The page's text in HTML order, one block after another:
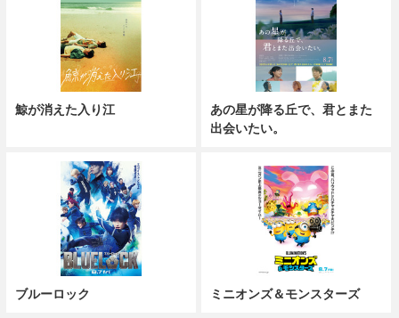
鯨が消えた入り江
あの星が降る丘で、君とまた
出会いたい。
ブルーロック ミニオンズ＆モンスターズ